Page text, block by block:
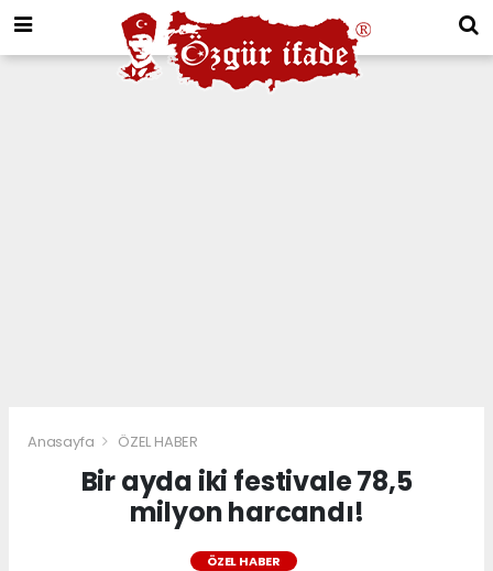
Anasayfa ÖZEL HABER
Bir ayda iki festivale 78,5
milyon harcandı!
ÖZEL HABER